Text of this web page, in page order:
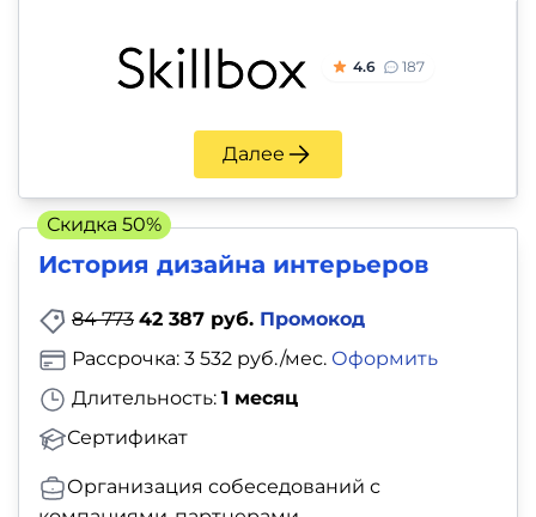
4.6 187
Далее
История дизайна интерьеров
84 773 42 387 руб. Промокод
Длительность: 1 месяц
Сертификат
Рассрочка: 3 532 руб./мес. Оформить
Организация собеседований с
Скидка 50%